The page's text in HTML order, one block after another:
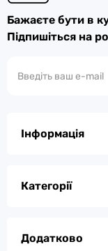
Бажаєте бути в
Підпишіться на
Інформація
Категорії
Додатково